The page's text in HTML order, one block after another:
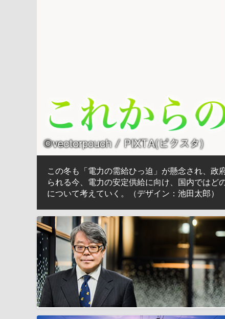
この冬も「電力の需給ひっ迫」が懸念され、政
られる今、電力の安定供給に向け、国内では
について考えていく。（デザイン：池田太郎）